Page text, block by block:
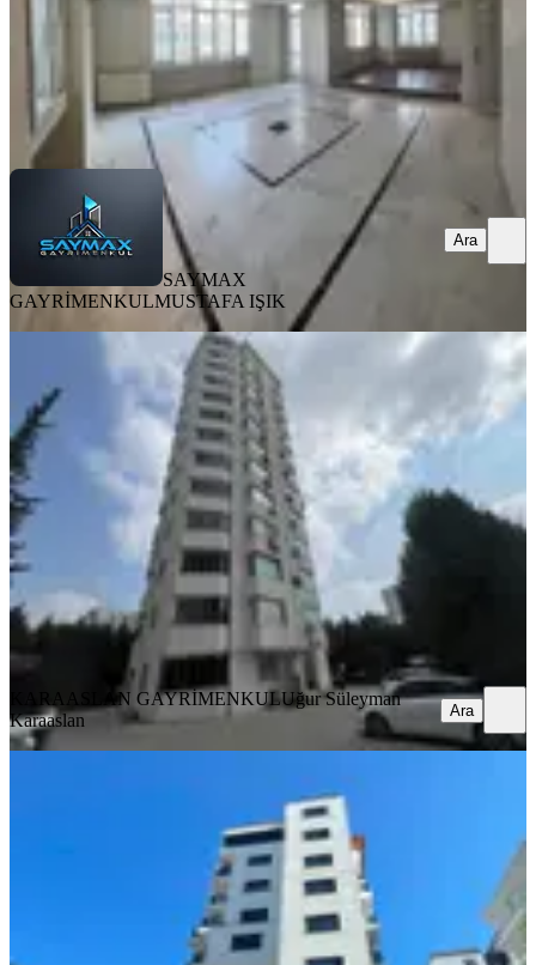
SAYMAX GAYRİMENKULMUSTAFA IŞIK
Ara
SAYMAX
GAYRİMENKULMUSTAFA IŞIK
Ara
Gürselpaşa'da/yeni Bina/3
Cephe/2+1/k.mutfak/ç.banyo/full
Eşyalı
Seyhan, Gürselpaşa Mahallesi
2+1 ·125 m² ·4. Kat· 07.08.2026
34.750 ₺
KARAASLAN GAYRİMENKUL Uğur Süleyman Karaaslan
Ara
KARAASLAN GAYRİMENKULUğur Süleyman
Karaaslan
Ara
Baraj Yolu Cazip Daire
Seyhan, Yenibaraj Mahallesi
80 m² ·4. Kat ·06.08.2026
29.000 ₺